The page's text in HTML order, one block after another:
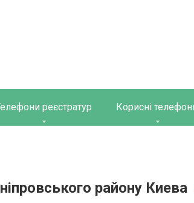
реєстратур Корисні
району Киева